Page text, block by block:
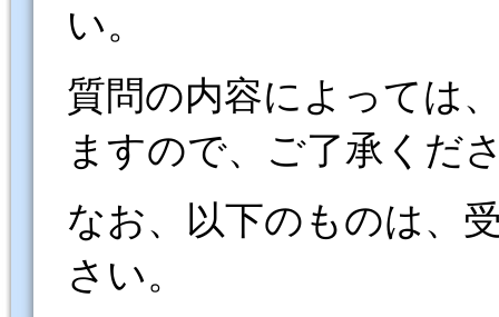
い。
質問の内容によっては
ますので、ご了承くだ
なお、以下のものは、
さい。